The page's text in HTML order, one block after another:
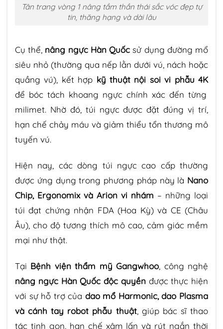
Tân trang vòng 1 nâng tầm thần thái sắc vóc đẹp tự
tin, thăng hạng và dài lâu
Cụ thể, nâng ngực Hàn Quốc sử dụng đường mổ
siêu nhỏ (thường qua nếp lằn dưới vú, nách hoặc
quầng vú), kết hợp kỹ thuật nội soi vi phẫu 4K
để bóc tách khoang ngực chính xác đến từng
milimet. Nhờ đó, túi ngực được đặt đúng vị trí,
hạn chế chảy máu và giảm thiểu tổn thương mô
tuyến vú.
Hiện nay, các dòng túi ngực cao cấp thường
được ứng dụng trong phương pháp này là Nano
Chip, Ergonomix và Arion vi nhám – những loại
túi đạt chứng nhận FDA (Hoa Kỳ) và CE (Châu
Âu), cho độ tương thích mô cao, cảm giác mềm
mại như thật.
Tại Bệnh viện thẩm mỹ Gangwhoo , công nghệ
nâng ngực Hàn Quốc độc quyềnđược thực hiện
với sự hỗ trợ của dao mổ Harmonic, dao Plasma
và cánh tay robot phẫu thuật, giúp bác sĩ thao
tác tinh gọn, hạn chế xâm lấn và rút ngắn thời